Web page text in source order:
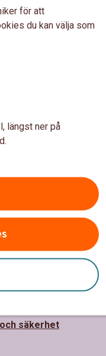
för att
du kan välja som
längst ner på
och
medgivande
vi cookies
säkerhet